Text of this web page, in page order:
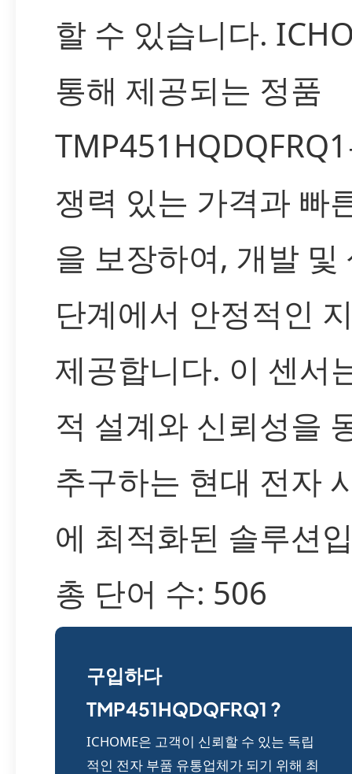
할 수 있습니다.
통해 제공되는 정품
쟁력 있는 가격과 빠
을 보장하여, 개발 및
단계에서 안정적인
제공합니다. 이 센서
적 설계와 신뢰성을
추구하는 현대 전자
에 최적화된 솔루션
총 단어 수: 506
구입하다
TMP451HQDQFRQ1 ?
ICHOME은 고객이 신뢰할 수 있는 독립
적인 전자 부품 유통업체가 되기 위해 최